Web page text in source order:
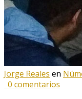
Jorge Reales en
0 comentarios